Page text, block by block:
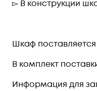
▻ В конструкции
Шкаф
В комплект
Информация для